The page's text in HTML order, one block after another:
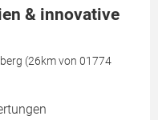
& innovative
(26km von 01774